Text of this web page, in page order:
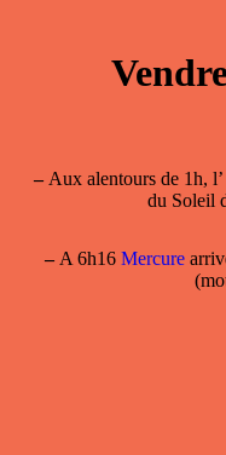
–Aux alentours de 1h,
du Soleil
–A 6h16 Mercure